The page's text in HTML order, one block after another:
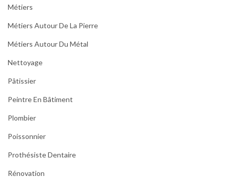
Métiers
Métiers Autour De La Pierre
Métiers Autour Du Métal
Nettoyage
Pâtissier
Peintre En Bâtiment
Plombier
Poissonnier
Prothésiste Dentaire
Rénovation